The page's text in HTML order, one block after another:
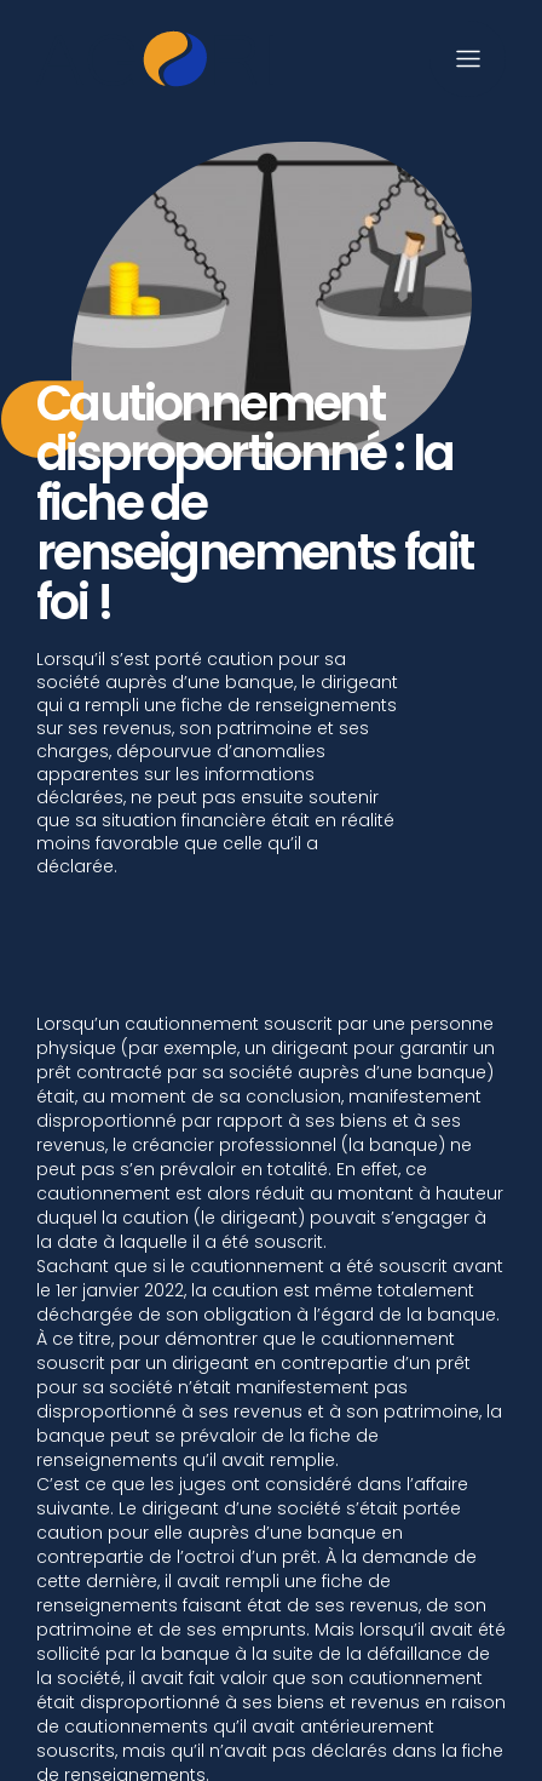
Cautionnement
disproportionné : la
fiche de
renseignements fait
foi !
Lorsqu’il s’est porté caution pour sa
société auprès d’une banque, le dirigeant
qui a rempli une fiche de renseignements
sur ses revenus, son patrimoine et ses
charges, dépourvue d’anomalies
apparentes sur les informations
déclarées, ne peut pas ensuite soutenir
que sa situation financière était en réalité
moins favorable que celle qu’il a
déclarée.
Lorsqu’un cautionnement souscrit par une personne
physique (par exemple, un dirigeant pour garantir un
prêt contracté par sa société auprès d’une banque)
était, au moment de sa conclusion, manifestement
disproportionné par rapport à ses biens et à ses
revenus, le créancier professionnel (la banque) ne
peut pas s’en prévaloir en totalité. En effet, ce
cautionnement est alors réduit au montant à hauteur
duquel la caution (le dirigeant) pouvait s’engager à
la date à laquelle il a été souscrit.
Sachant que si le cautionnement a été souscrit avant
le 1er janvier 2022, la caution est même totalement
déchargée de son obligation à l’égard de la banque.
À ce titre, pour démontrer que le cautionnement
souscrit par un dirigeant en contrepartie d’un prêt
pour sa société n’était manifestement pas
disproportionné à ses revenus et à son patrimoine, la
banque peut se prévaloir de la fiche de
renseignements qu’il avait remplie.
C’est ce que les juges ont considéré dans l’affaire
suivante. Le dirigeant d’une société s’était portée
caution pour elle auprès d’une banque en
contrepartie de l’octroi d’un prêt. À la demande de
cette dernière, il avait rempli une fiche de
renseignements faisant état de ses revenus, de son
patrimoine et de ses emprunts. Mais lorsqu’il avait été
sollicité par la banque à la suite de la défaillance de
la société, il avait fait valoir que son cautionnement
était disproportionné à ses biens et revenus en raison
de cautionnements qu’il avait antérieurement
souscrits, mais qu’il n’avait pas déclarés dans la fiche
de renseignements.